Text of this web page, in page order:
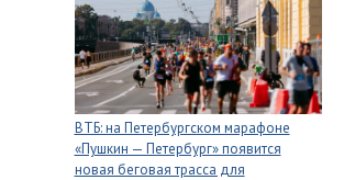
ВТБ: на Петербургском марафоне
«Пушкин — Петербург» появится
новая беговая трасса для